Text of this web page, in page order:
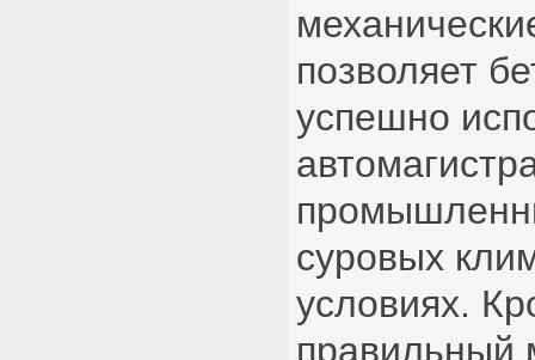
позволяет
успешно
суровых
условиях.
правильный